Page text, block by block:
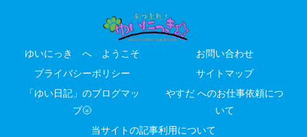
ゆいにっき へ ようこそ
お問い合わせ
プライバシーポリシー
サイトマップ
「ゆい日記」のブログマッ
プ🌝
やすだ へのお仕事依頼につ
いて
当サイトの記事利用について